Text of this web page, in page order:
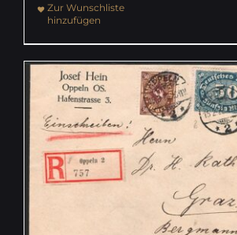
Zur Wunschliste
hinzufügen